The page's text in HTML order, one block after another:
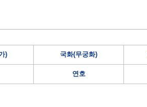
) 국화(무궁화)
연호